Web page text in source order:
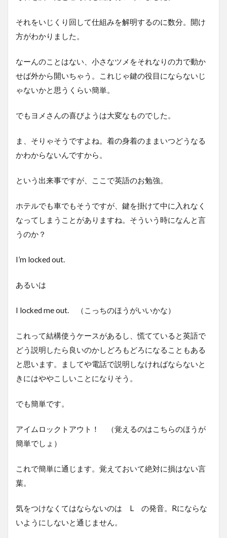
それをいじくり回して仕組みを解明するのに数分。開け
方がわかりました。
なーんのことはない、小さなツメをそれなりの力で動か
せば外から開いちゃう。これじゃ鍵の役目にならないじ
ゃないかと思うくらい簡単。
でもヨメさんの喜びようは大変なものでした。
ま、そりゃそうですよね。着の身着のままいつどうなる
かわからないんですから。
という出来事ですが、ここで英語のお勉強。
ホテルでも車でもそうですが、鍵を掛けて中に入れなく
なってしまうことがありますね。そういう時になんと言
うのか？
I’m locked out.
あるいは
I locked me out. （こっちのほうがいいかな）
これって結構使うケースがあるし、慌てていると英語で
どう説明したら良いのかしどろもどろになることもある
と思います。ましてや電話で説明しなければならないと
きにはややこしいことになりそう。
でも簡単です。
アイムロックトアウト！ （覚えるのはこちらのほうが
簡単でしょ）
これで簡単に通じます。覚えておいて絶対に損はない言
葉。
気をつけなくてはならないのは L の発音。Rにならな
いようにしないと通じません。